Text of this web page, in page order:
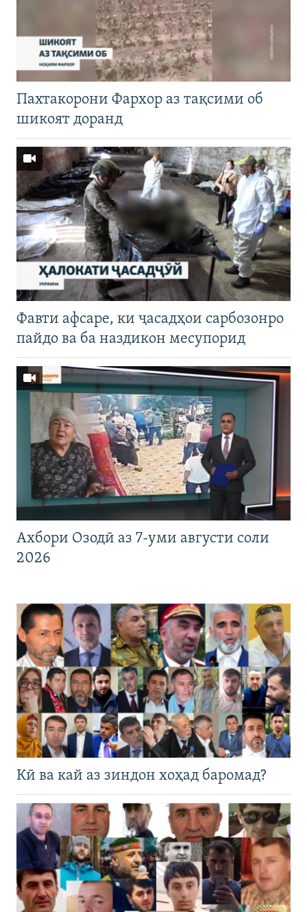
Пахтакорони Фархор аз тақсими об
шикоят доранд
Фавти афсаре, ки ҷасадҳои сарбозонро
пайдо ва ба наздикон месупорид
Ахбори Озодӣ аз 7-уми августи соли
2026
Кӣ ва кай аз зиндон хоҳад баромад?